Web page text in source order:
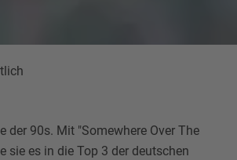
der 90s. Mit "Somewhere Over The
sie es in die Top 3 der deutschen